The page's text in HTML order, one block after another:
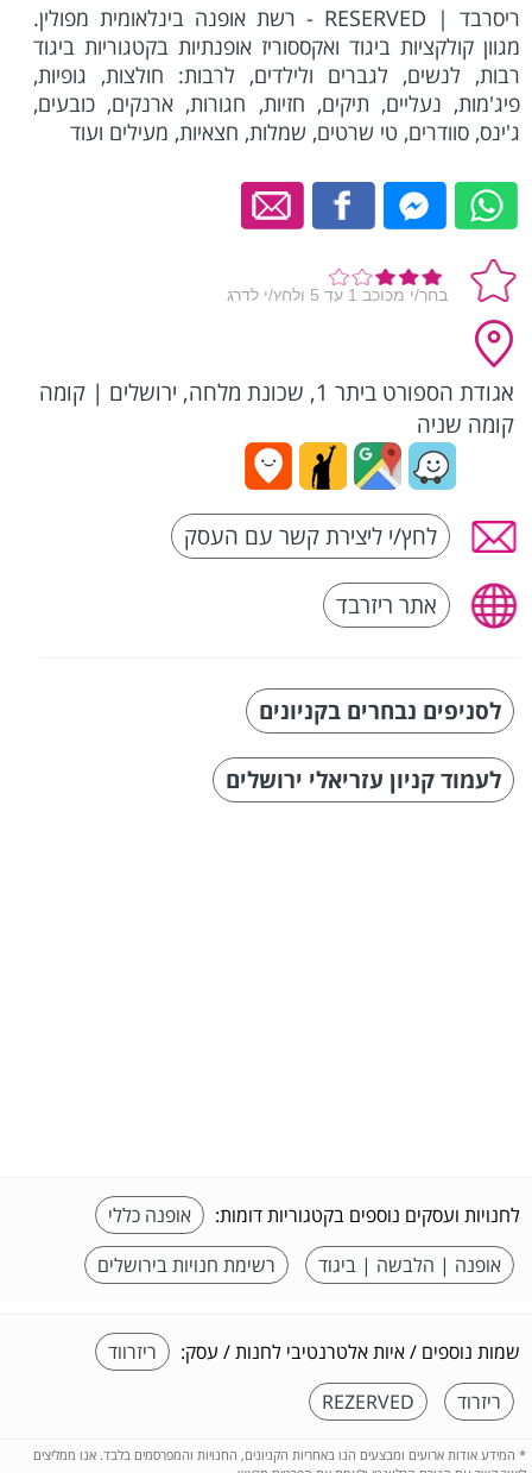
ריסרבד | RESERVED - רשת אופנה בינלאומית מפולין.
מגוון קולקציות ביגוד ואקססוריז אופנתיות בקטגוריות ביגוד
רבות, לנשים, לגברים ולילדים, לרבות: חולצות, גופיות,
פיג'מות, נעליים, תיקים, חזיות, חגורות, ארנקים, כובעים,
ג'ינס, סוודרים, טי שרטים, שמלות, חצאיות, מעילים ועוד
אגודת הספורט ביתר 1, שכונת מלחה, ירושלים | קומה
קומה שניה
לחץ/י ליצירת קשר עם העסק
אתר ריזרבד
לסניפים נבחרים בקניונים
לעמוד קניון עזריאלי ירושלים
לחנויות ועסקים נוספים בקטגוריות דומות:
אופנה כללי
אופנה | הלבשה | ביגוד
רשימת חנויות בירושלים
שמות נוספים / איות אלטרנטיבי לחנות / עסק:
ריזרווד
ריזרוד
REZERVED
* המידע אודות ארועים ומבצעים הנו באחריות הקניונים, החנויות והמפרסמים בלבד. אנו ממליצים